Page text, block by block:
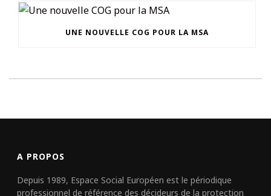
UNE NOUVELLE COG POUR LA MSA
A PROPOS
Depuis 1989, Espace Social Européen est le périodique
professionnel de référence des décideurs de la protection